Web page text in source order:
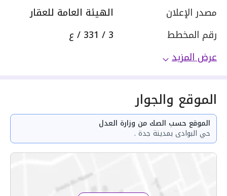
مصدر الإعلان
الهيئة العامة للعقار
رقم المخطط
3 / 331 / ع
عرض المزيد
الموقع والجوار
الموقع حسب الصك من وزارة العدل
حي البوادى بمدينة جدة .